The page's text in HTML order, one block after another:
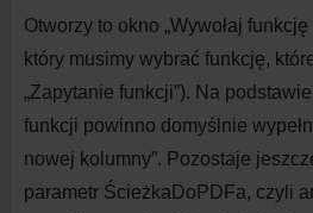
Otworzy to okno „Wywołaj
który musimy wybrać funkcję,
„Zapytanie funkcji”). Na
funkcji powinno domyślnie
nowej kolumny”. Pozostaje
parametr ŚcieżkaDoPDFa, czyli